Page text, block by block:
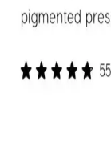
ambalajıyla öne
Performansı